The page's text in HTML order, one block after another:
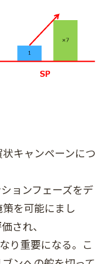
キャンペーンにつ
ョンフェーズをデ
を可能にまし
され、
り重要になる。こ